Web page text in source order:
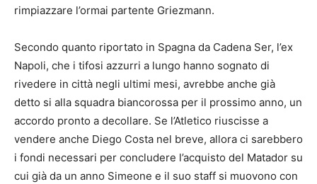
rimpiazzare l’ormai partente Griezmann.
Secondo quanto riportato in Spagna da Cadena Ser, l’ex
Napoli, che i tifosi azzurri a lungo hanno sognato di
rivedere in città negli ultimi mesi, avrebbe anche già
detto si alla squadra biancorossa per il prossimo anno, un
accordo pronto a decollare. Se l’Atletico riuscisse a
vendere anche Diego Costa nel breve, allora ci sarebbero
i fondi necessari per concludere l’acquisto del Matador su
cui già da un anno Simeone e il suo staff si muovono con